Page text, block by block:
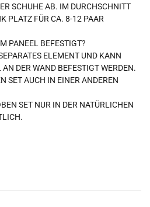
SCHUHE AB. IM DURCHSCHNITT B
FÜR CA. 8-12 PAAR S
PANEEL BEFESTIGT?
ELEMENT UND KANN
DER WAND BEFESTIGT WERDEN.
SET AUCH IN EINER ANDEREN
SET NUR IN DER NATÜRLICHEN